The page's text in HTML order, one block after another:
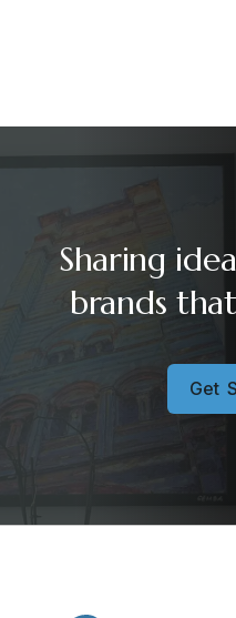
Sharing
brands
Get